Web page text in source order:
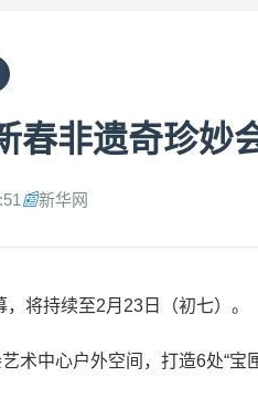
春非遗奇珍妙
📰新华网
将持续至2月23日（初七）。
术中心户外空间，打造6处“宝